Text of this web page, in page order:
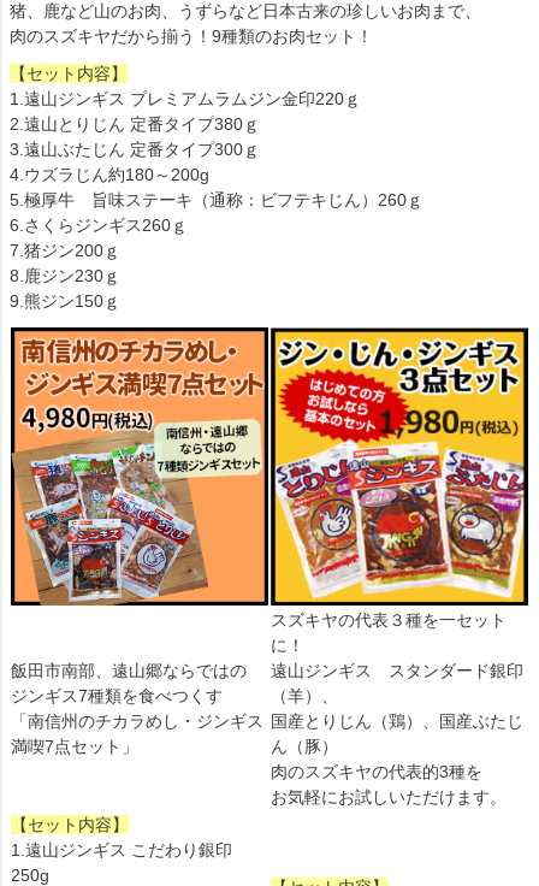
猪、鹿など山のお肉、うずらなど日本古来の珍しいお肉まで、
肉のスズキヤだから揃う！9種類のお肉セット！
【セット内容】
1.遠山ジンギス プレミアムラムジン金印220ｇ
2.遠山とりじん 定番タイプ380ｇ
3.遠山ぶたじん 定番タイプ300ｇ
4.ウズラじん約180～200g
5.極厚牛 旨味ステーキ（通称：ビフテキじん）260ｇ
6.さくらジンギス260ｇ
7.猪ジン200ｇ
8.鹿ジン230ｇ
9.熊ジン150ｇ
飯田市南部、遠山郷ならではの
ジンギス7種類を食べつくす
「南信州のチカラめし・ジンギス
満喫7点セット」
スズキヤの代表３種を一セット
に！
遠山ジンギス スタンダード銀印
（羊）、
国産とりじん（鶏）、国産ぶたじ
ん（豚）
肉のスズキヤの代表的3種を
お気軽にお試しいただけます。
【セット内容】
1.遠山ジンギス こだわり銀印
250g